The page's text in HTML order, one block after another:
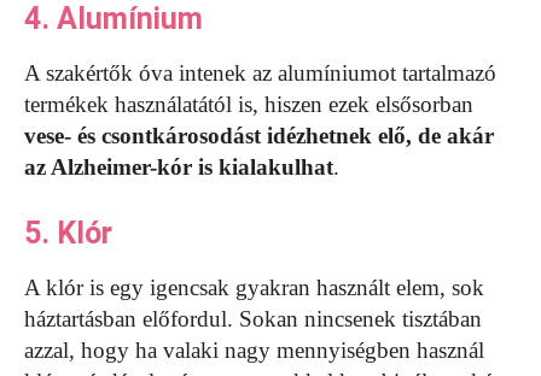
4. Alumínium
A szakértők óva intenek az alumíniumot tartalmazó
termékek használatától is, hiszen ezek elsősorban
vese- és csontkárosodást idézhetnek elő, de akár
az Alzheimer-kór is kialakulhat.
5. Klór
A klór is egy igencsak gyakran használt elem, sok
háztartásban előfordul. Sokan nincsenek tisztában
azzal, hogy ha valaki nagy mennyiségben használ